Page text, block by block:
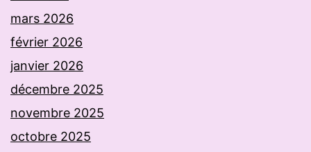
mars 2026
février 2026
janvier 2026
décembre 2025
novembre 2025
octobre 2025